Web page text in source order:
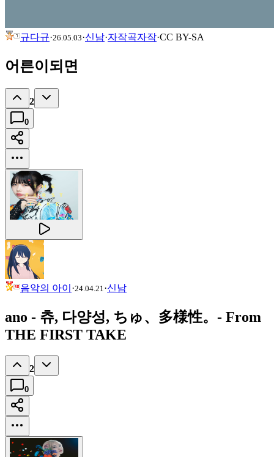
규다규·26.05.03·신남·자작곡자작·CC BY-SA
어른이되면
2
0
음악의 아이 ·24.04.21 ·신남
ano - 츄, 다양성, ちゅ、多様性。- From
THE FIRST TAKE
2
0